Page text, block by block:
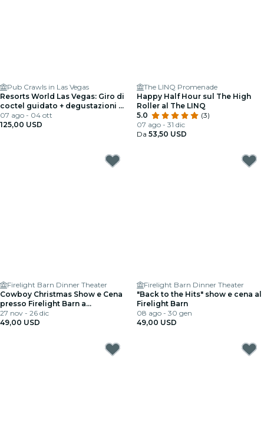
Pub Crawls in Las Vegas
Resorts World Las Vegas: Giro di
coctel guidato + degustazioni di
cibo
07 ago - 04 ott
125,00 USD
The LINQ Promenade
Happy Half Hour sul The High
Roller al The LINQ
5.0
(3)
07 ago - 31 dic
Da 53,50 USD
Firelight Barn Dinner Theater
Cowboy Christmas Show e Cena
presso Firelight Barn a
Henderson NV
27 nov - 26 dic
49,00 USD
Firelight Barn Dinner Theater
"Back to the Hits" show e cena al
Firelight Barn
08 ago - 30 gen
49,00 USD